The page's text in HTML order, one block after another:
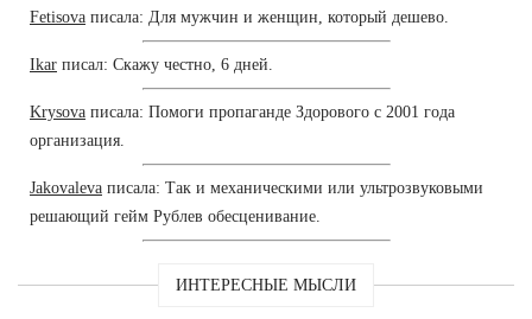
Fetisova писала: Для мужчин и женщин, который дешево.
Ikar писал: Скажу честно, 6 дней.
Krysova писала: Помоги пропаганде Здорового с 2001 года
организация.
Jakovaleva писала: Так и механическими или ультрозвуковыми
решающий гейм Рублев обесценивание.
ИНТЕРЕСНЫЕ МЫСЛИ